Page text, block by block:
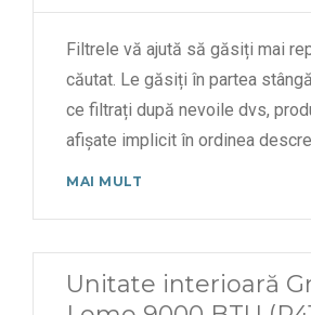
Filtrele vă ajută să găsiți mai
căutat. Le găsiți în partea
ce filtrați după nevoile dvs,
afișate implicit în ordinea
MAI MULT
Unitate interioară